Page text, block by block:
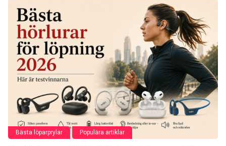
Bästa löparprylar Populära artiklar